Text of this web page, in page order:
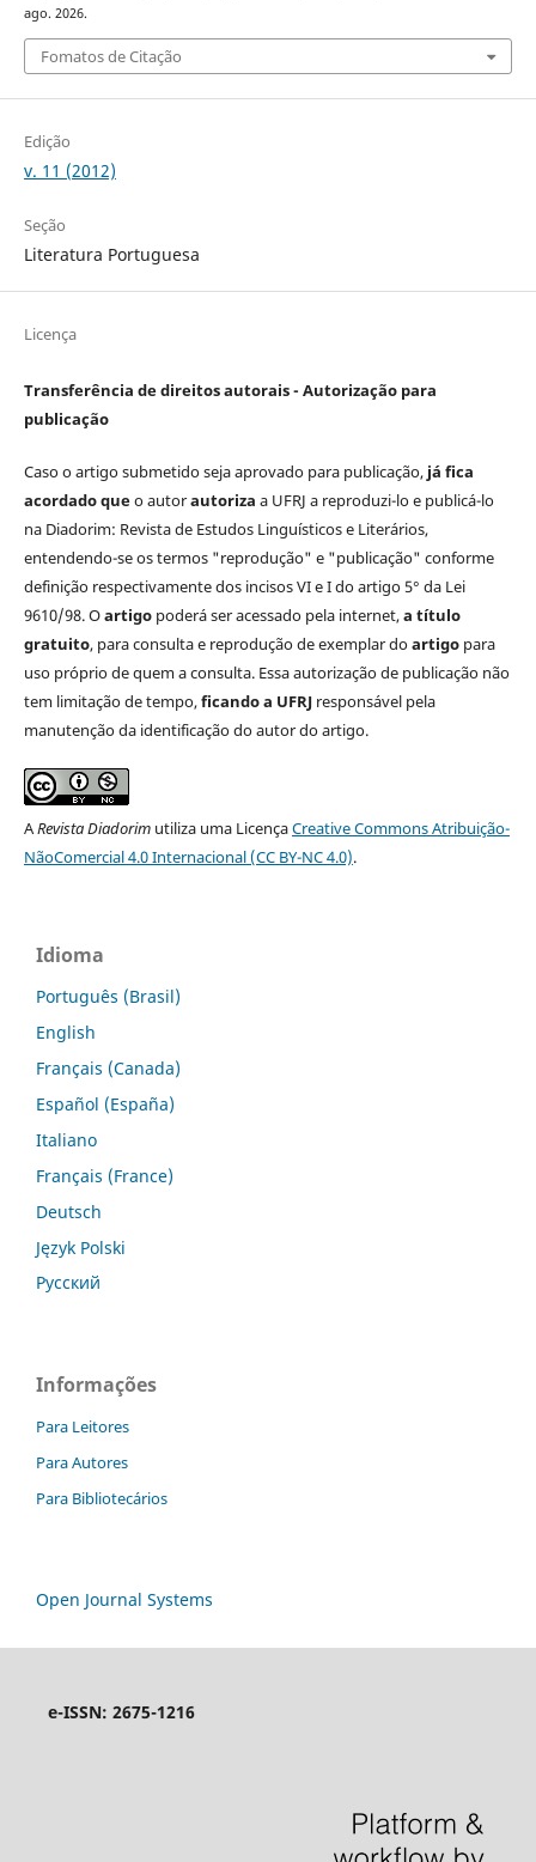
ago. 2026.
Fomatos de Citação
Edição
v. 11 (2012)
Seção
Literatura Portuguesa
Licença
Transferência de direitos autorais - Autorização para
publicação
Caso o artigo submetido seja aprovado para publicação, já fica
acordado queo autorautoriza a UFRJ a reproduzi-lo e publicá-lo
na Diadorim: Revista de Estudos Linguísticos e Literários,
entendendo-se os termos "reprodução" e "publicação" conforme
definição respectivamente dos incisos VI e I do artigo 5° da Lei
9610/98. Oartigopoderá ser acessado pela internet,a título
gratuito, para consulta e reprodução de exemplar doartigopara
uso próprio de quem a consulta. Essa autorização de publicação não
tem limitação de tempo,ficando a UFRJresponsável pela
manutenção da identificação do autor do artigo.
ARevista Diadorimutiliza uma LicençaCreative Commons Atribuição-
NãoComercial 4.0 Internacional (CC BY-NC 4.0).
Idioma
Português (Brasil)
English
Français (Canada)
Español (España)
Italiano
Français (France)
Deutsch
Język Polski
Русский
Informações
Para Leitores
Para Autores
Para Bibliotecários
Open Journal Systems
e-ISSN: 2675-1216